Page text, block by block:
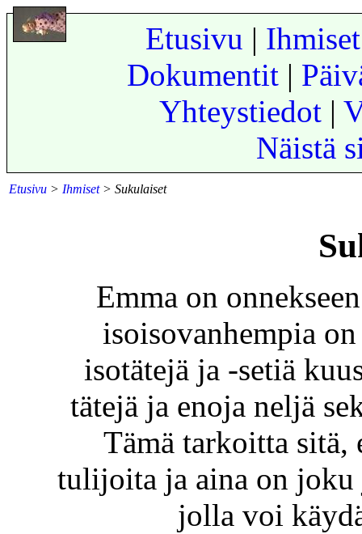
Etusivu | Ihmiset
Dokumentit|
Yhteystiedot |
Näistä
Etusivu > Ihmiset> Sukulaiset
Emma on
isoisovanhempia
isotätejä ja -setiä
tätejä ja enoja neljä
Tämä tarkoitta
tulijoita ja aina on joku
jolla voi